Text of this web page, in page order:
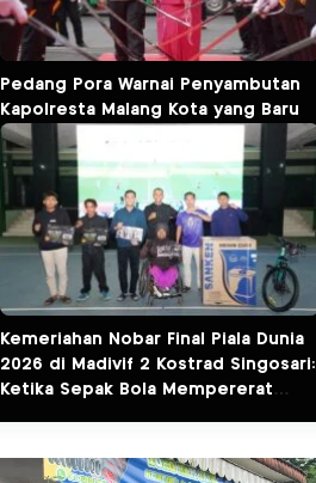
Pedang Pora Warnai Penyambutan
Kapolresta Malang Kota yang Baru
Kemeriahan Nobar Final Piala Dunia
2026 di Madivif 2 Kostrad Singosari:
Ketika Sepak Bola Mempererat